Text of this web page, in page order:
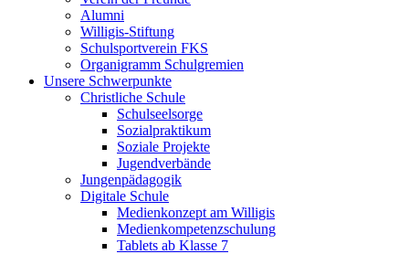
Alumni
Willigis-Stiftung
Schulsportverein FKS
Organigramm Schulgremien
Unsere Schwerpunkte
Christliche Schule
Schulseelsorge
Sozialpraktikum
Soziale Projekte
Jugendverbände
Jungenpädagogik
Digitale Schule
Medienkonzept am Willigis
Medienkompetenzschulung
Tablets ab Klasse 7